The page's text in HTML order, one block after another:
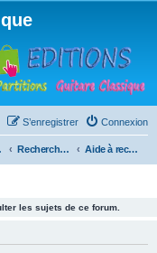
Connexion
S’enregistrer
Recherche de ressources musicales Aide à recherche de cd dvd
les sujets de ce forum.